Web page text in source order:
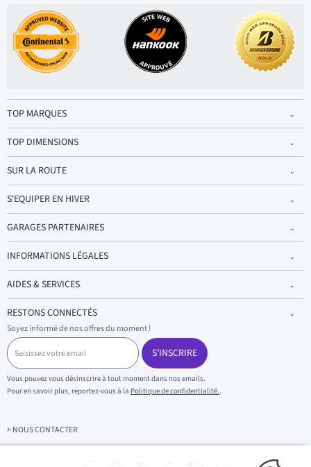
TOP MARQUES
TOP DIMENSIONS
SUR LA ROUTE
S'EQUIPER EN HIVER
GARAGES PARTENAIRES
INFORMATIONS LÉGALES
AIDES & SERVICES
RESTONS CONNECTÉS
Soyez informé de nos offres du moment !
S
a
i
s
i
s
z
v
S'INSCRIRE
Vous pouvez vous désinscrire à tout moment dans nos emails.
Pour en savoir plus, reportez-vous à la Politique de confidentialité..
> NOUS CONTACTER